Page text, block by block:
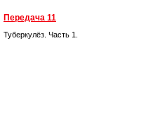
Передача 11
Туберкулёз. Часть 1.